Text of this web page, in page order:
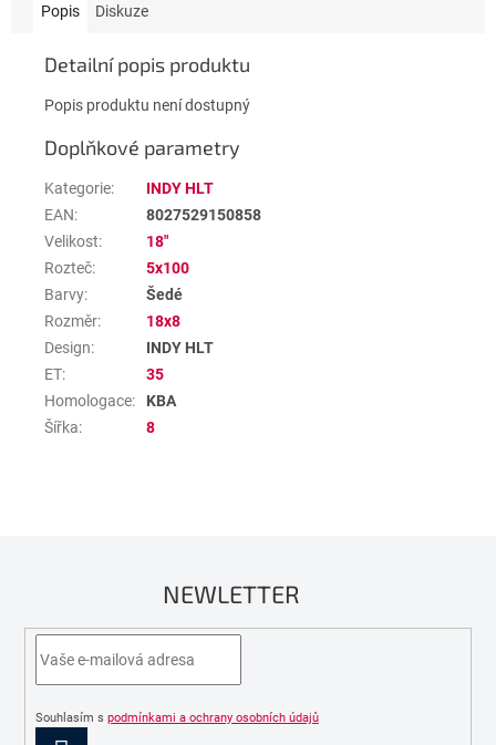
Popis Diskuze
Detailní popis produktu
Popis produktu není dostupný
Doplňkové parametry
Kategorie:
INDY HLT
EAN:
8027529150858
Velikost:
18"
Rozteč:
5x100
Barvy:
Šedé
Rozměr:
18x8
Design:
INDY HLT
ET:
35
Homologace:
KBA
Šířka: 8
NEWLETTER
Souhlasím s podmínkami a ochrany osobních údajů